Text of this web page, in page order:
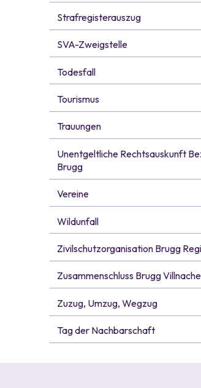
Strafregisterauszug
SVA-Zweigstelle
Todesfall
Tourismus
Trauungen
Unentgeltliche Rechtsauskunft
Brugg
Vereine
Wildunfall
Zivilschutzorganisation Brugg
Zusammenschluss Brugg
Zuzug, Umzug, Wegzug
Tag der Nachbarschaft